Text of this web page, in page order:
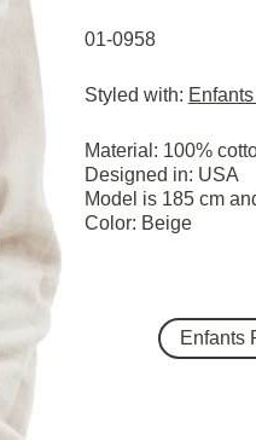
01-0958
Styled with:
Material: 100%
Designed in: USA
Model is 185 cm
Color: Beige
Enfants